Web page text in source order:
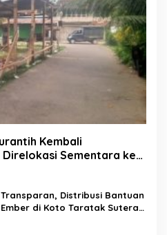
Kembali
Sementara ke
Distribusi Bantuan
di Koto Taratak Sutera
Warga